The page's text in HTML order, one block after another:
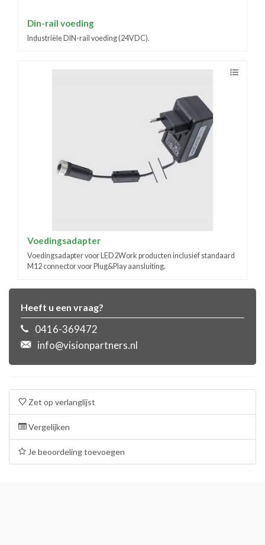
Din-rail voeding
Industriële DIN-rail voeding (24VDC).
Voedingsadapter
Voedingsadapter voor LED2Work producten inclusief standaard
M12 connector voor Plug&Play aansluiting.
Heeft u een vraag?
0416-369472
info@visionpartners.nl
Zet op verlanglijst
Vergelijken
Je beoordeling toevoegen